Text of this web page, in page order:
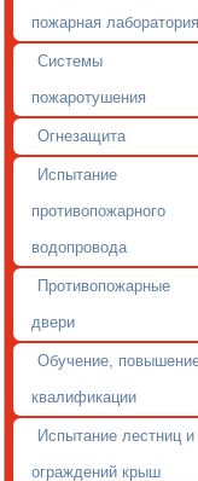
пожарная лаборатория
Системы
пожаротушения
Огнезащита
Испытание
противопожарного
водопровода
Противопожарные
двери
Обучение,
квалификации
Испытание лестниц и
ограждений крыш